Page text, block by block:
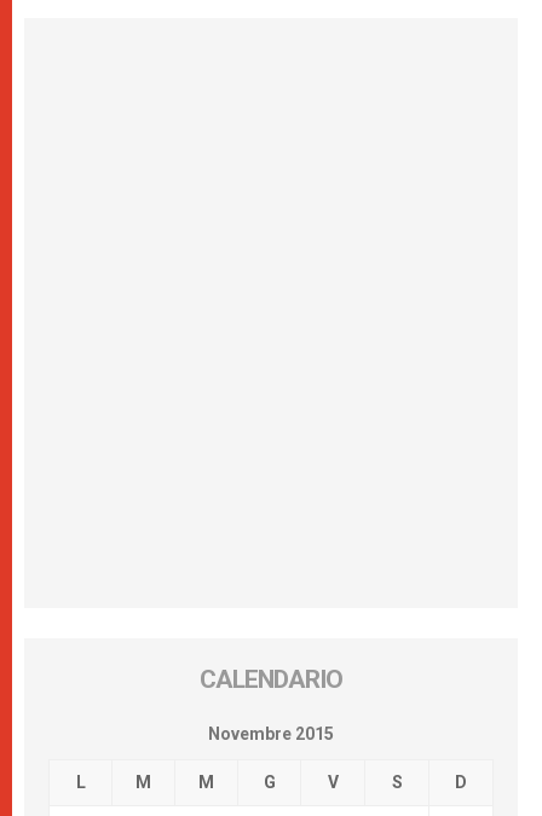
CALENDARIO
Novembre 2015
L M M G V S D